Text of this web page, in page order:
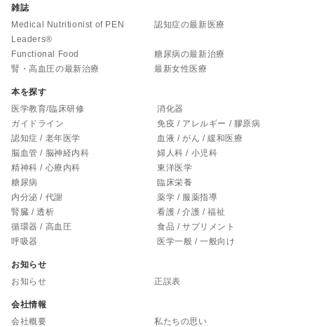
雑誌
Medical Nutritionist of PEN
Leaders®
認知症の最新医療
Functional Food
糖尿病の最新治療
腎・高血圧の最新治療
最新女性医療
本を探す
医学教育/臨床研修
ガイドライン
認知症 / 老年医学
脳血管 / 脳神経内科
精神科 / 心療内科
糖尿病
内分泌 / 代謝
腎臓 / 透析
循環器 / 高血圧
呼吸器
消化器
免疫 / アレルギー / 膠原病
血液 / がん / 緩和医療
婦人科 / 小児科
東洋医学
臨床栄養
薬学 / 服薬指導
看護 / 介護 / 福祉
食品 / サプリメント
医学一般 / 一般向け
お知らせ
お知らせ
正誤表
会社情報
会社概要
私たちの思い